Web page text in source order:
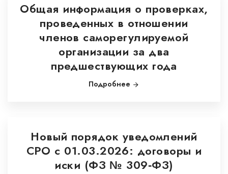
Общая информация о проверках,
проведенных в отношении
членов саморегулируемой
организации за два
предшествующих года
Подробнее
Новый порядок уведомлений
СРО с 01.03.2026: договоры и
иски (ФЗ № 309‑ФЗ)